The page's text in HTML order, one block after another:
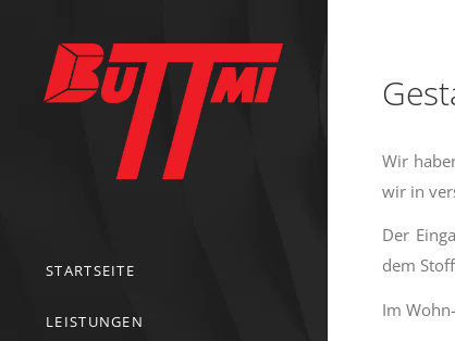
STARTSEITE
LEISTUNGEN
Wir
wir in
Der
dem
Im